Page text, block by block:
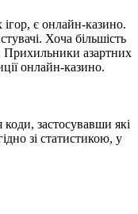
є онлайн-казино.
Хоча більшість
Прихильники азартних
онлайн-казино.
застосувавши які
зі статистикою, у